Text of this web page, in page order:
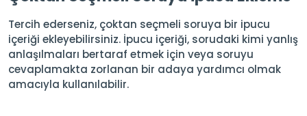
Tercih ederseniz, çoktan seçmeli soruya bir ipucu
içeriği ekleyebilirsiniz. İpucu içeriği, sorudaki kimi yanlış
anlaşılmaları bertaraf etmek için veya soruyu
cevaplamakta zorlanan bir adaya yardımcı olmak
amacıyla kullanılabilir.